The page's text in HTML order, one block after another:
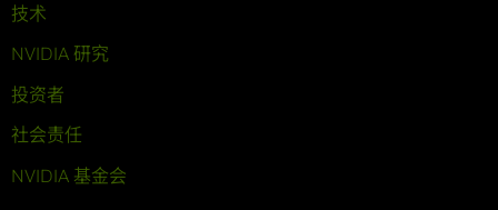
技术
NVIDIA 研究
投资者
社会责任
NVIDIA 基金会